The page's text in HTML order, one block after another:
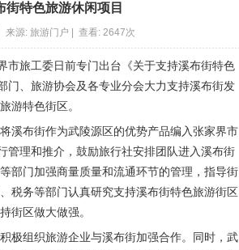
特色旅游休闲项目
源: 旅游门户 | 查看: 2647次
市旅工委日前专门出台《关于支持溪布街特色
门、旅游协会及各专业分会大力支持溪布街发
游特色街区。
溪布街作为武陵源区的优势产品编入张家界市
管理和推介，鼓励旅行社安排团队进入溪布街
部门加强商量质量和流通环节的管理，指导街
税务等部门认真研究支持溪布街特色旅游街区
街区做大做强。
极组织旅游企业与溪布街加强合作。同时，武